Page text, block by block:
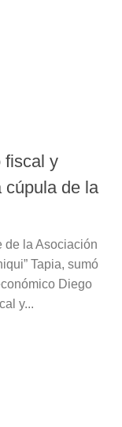
fiscal y
cúpula de la
de la Asociación
Tapia, sumó
Diego
y...